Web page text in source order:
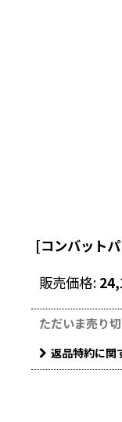
[コンバット
販売価格:
ただいま売り
返品特約に関